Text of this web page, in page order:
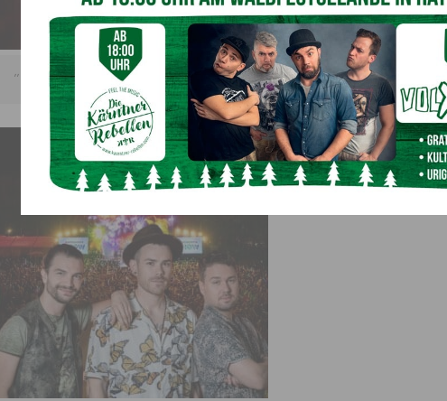
,,The Voice of Germany” Telnehmerin Emely Myles.
@krivograd/ipmedia